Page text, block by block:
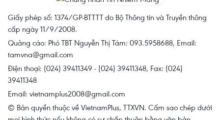
Giấy phép số: 1374/GP-BTTTT do Bộ Thông tin và Truyền thông
cấp ngày 11/9/2008.
Quảng cáo: Phó TBT Nguyễn Thị Tám: 093.5958688, Email:
tamvna@gmail.com
Điện thoại: (024) 39411349 - (024) 39411348, Fax: (024)
39411348
Email: vietnamplus2008@gmail.com
© Bản quyền thuộc về VietnamPlus, TTXVN. Cấm sao chép dưới